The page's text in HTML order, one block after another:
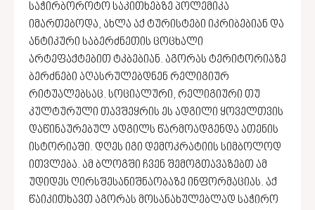
საჭირბოროტო საკითხებზე პოლემიკა
იმართებოდა, ახლა აქ ტურისტები იკრიბებიან და
ანტიკური საბერძნეთის ცოცხალი
არტეფაქტებით ტკბებიან. აგორას ტერიტორიაზე
ბერძნები აღასრულებდნენ რელიგიურ
რიტუალებსაც. სოციალური, რელიგიური თუ
კულტურული თავშეყრის ეს ადგილი ყოველთვის
დაწინაურებულ ადგილს წარმოადგენდა ათენის
ისტორიაში. დღეს იგი დემოკრატიის სიმბოლოდ
ითვლება. ამ ბლოგში ჩვენ შემოგთავაზებთ ამ
უდიდეს ღირსშესანიშნაობაზე ინფორმაციას. აქ
წაიკითხავთ აგორას მოსანახულებლად საჭირო